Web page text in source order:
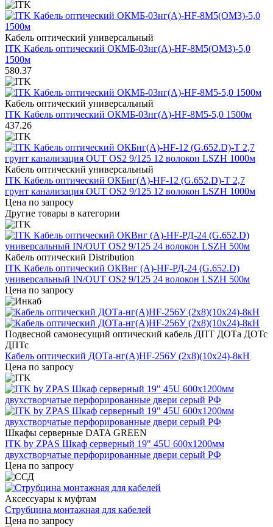
Кабель оптический универсальный
ITK Кабель оптический ОКМБ-03нг(А)-HF-8М5(OM3)-5,0
1500м
580.37
Кабель оптический универсальный
ITK Кабель оптический ОКМБ-03нг(А)-HF-8М5-5,0 1500м
437.26
Кабель оптический универсальный
ITK Кабель оптический ОКБнг(А)-HF-12 (G.652.D)-Т 2,7
грунт канализация OUT OS2 9/125 12 волокон LSZH 1000м
Цена по запросу
Другие товары в категории
Кабель оптический Distribution
ITK Кабель оптический ОКВнг (А)-HF-РД-24 (G.652.D)
универсальный IN/OUT OS2 9/125 24 волокон LSZH 500м
Цена по запросу
Подвесной самонесущий оптический кабель ДПТ ДОТа ДОТс
ДПТс
Кабель оптический ДОТа-нг(А)HF-256У (2х8)(10х24)-8кН
Цена по запросу
Шкафы серверные DATA GREEN
ITK by ZPAS Шкаф серверный 19" 45U 600х1200мм
двухстворчатые перфорированные двери серый РФ
Цена по запросу
Аксессуары к муфтам
Струбцина монтажная для кабелей
Цена по запросу